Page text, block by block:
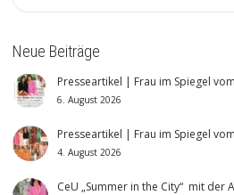
Neue Beiträge
Presseartikel | Frau im Spiegel
6. August 2026
Presseartikel | Frau im Spiegel
4. August 2026
CeU „Summer in the City“ mit der